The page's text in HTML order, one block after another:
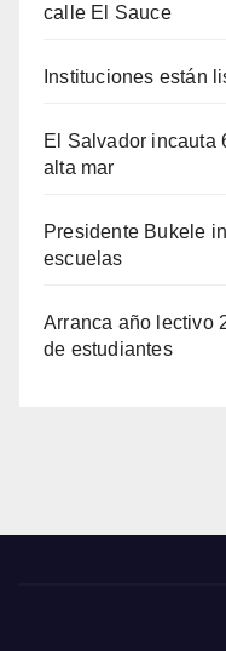
calle El Sauce
Instituciones están
El Salvador incauta
alta mar
Presidente Bukele
escuelas
Arranca año lectivo
de estudiantes